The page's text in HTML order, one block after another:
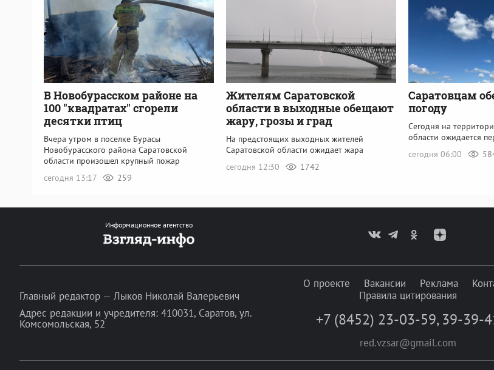
В Новобурасском районе на
100 "квадратах" сгорели
десятки птиц
Вчера утром в поселке Бурасы
Новобурасского района Саратовской
области произошел крупный пожар
сегодня 13:17
259
Жителям Саратовской
области в выходные обещают
жару, грозы и град
На предстоящих выходных жителей
Саратовской области ожидает жара
сегодня 12:30
1742
Саратовцам
погоду
Сегодня на
области ожидается
сегодня 06:00
Информационное агентство
Главный редактор — Лыков Николай Валерьевич
Адрес редакции и учредителя: 410031, Саратов, ул.
Комсомольская, 52
О проекте Вакансии Реклама
Правила цитирования
+7 (8452) 23-03-59, 39-39-
red.vzsar@gmail.com